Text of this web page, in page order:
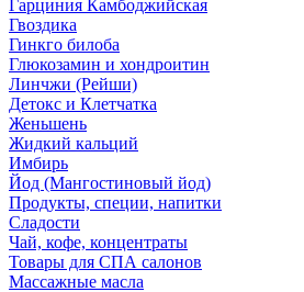
Гарциния Камбоджийская
Гвоздика
Гинкго билоба
Глюкозамин и хондроитин
Линчжи (Рейши)
Детокс и Клетчатка
Женьшень
Жидкий кальций
Имбирь
Йод (Мангостиновый йод)
Продукты, специи, напитки
Сладости
Чай, кофе, концентраты
Товары для СПА салонов
Массажные масла